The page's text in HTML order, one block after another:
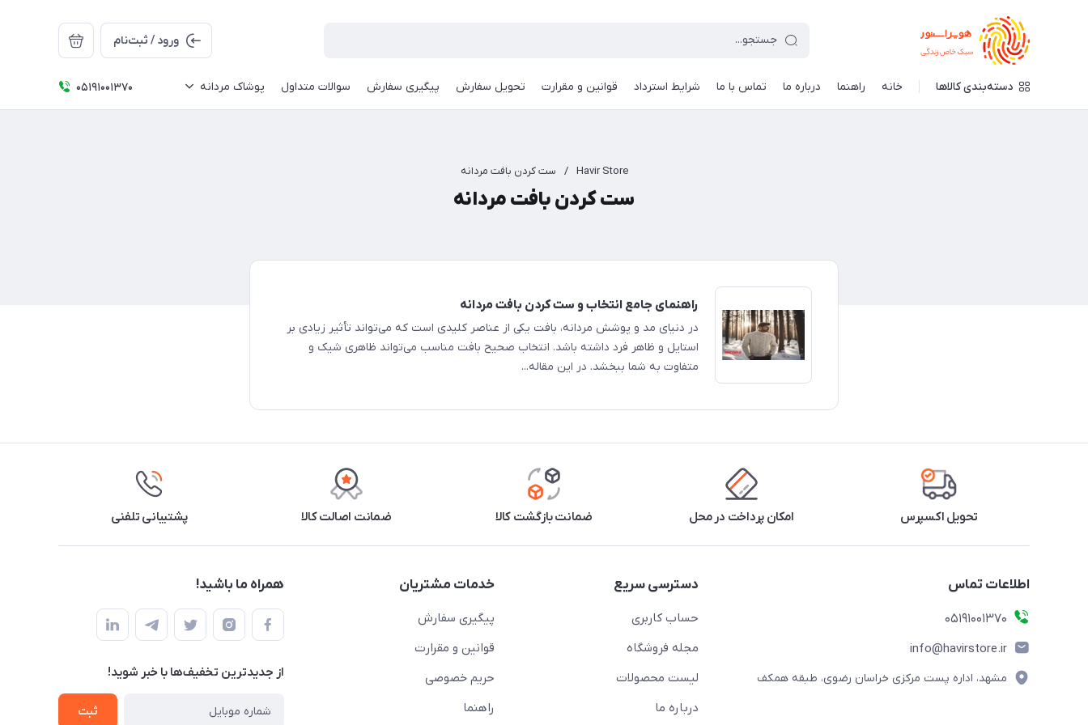
ورود / ثبت‌نام
دسته‌بندی کالاها خانه راهنما درباره ما تماس با ما شرایط استرداد قوانین و مقرارت تحویل سفارش پیگیری سفارش سوالات متداول پوشاک مردانه 05191001370
Havir Store
/ ست کردن بافت مردانه
ست کردن بافت مردانه
راهنمای جامع انتخاب و ست کردن بافت مردانه
در دنیای مد و پوشش مردانه، بافت یکی از عناصر کلیدی است که می‌تواند تأثیر زیادی بر
استایل و ظاهر فرد داشته باشد. انتخاب صحیح بافت مناسب می‌تواند ظاهری شیک و
متفاوت به شما ببخشد. در این مقاله...
تحویل اکسپرس امکان پرداخت در محل ضمانت بازگشت کالا ضمانت اصالت کالا پشتیبانی تلفنی
اطلاعات تماس
05191001370
info@havirstore.ir
مشهد، اداره پست مرکزی خراسان رضوی، طبقه همکف
دسترسی سریع
حساب کاربری
مجله فروشگاه
لیست محصولات
درباره ما
خدمات مشتریان
پیگیری سفارش
قوانین و مقرارت
حریم خصوصی
راهنما
همراه ما باشید!
از جدید‌ترین تخفیف‌ها با‌ خبر شوید!
ثبت